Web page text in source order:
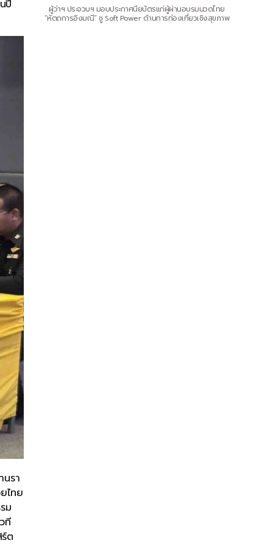
ปี
รา
ไทย
ม
ที
ต
ผู้ว่าฯ ประจวบฯ มอบประกาศนียบัตรแก่ผู้ผ่านอบรมนวดไทย
“หัตถการอิงมณี” ชู Soft Power ด้านการท่องเที่ยวเชิงสุขภาพ